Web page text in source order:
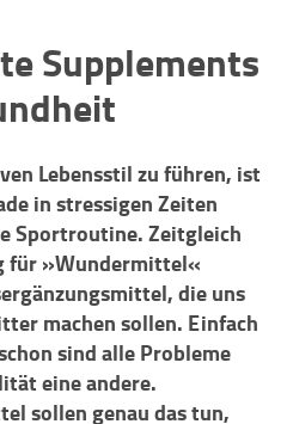
Supplements
Lebensstil zu führen, ist
in stressigen Zeiten
Sportroutine. Zeitgleich
für »Wundermittel«
die uns
machen sollen. Einfach
sind alle Probleme
eine andere.
sollen genau das tun,